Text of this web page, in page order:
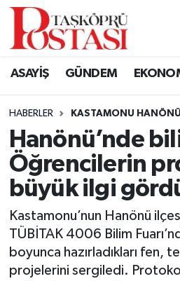
ASAYİŞ GÜNDEM
HABERLER KASTAMONU HANÖNÜ
Hanönü’nde
Öğrencilerin
büyük ilgi
Kastamonu’nun Hanönü
TÜBİTAK 4006 Bilim
boyunca hazırladıkları fen,
projelerini sergiledi.
Kastamonu Vefat Edenler
Araç Haberleri
Azdavay Haberleri
Bozkurt Haberleri
Çatalzeytin Haberleri